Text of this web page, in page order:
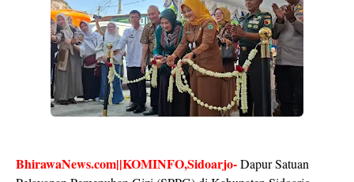
BhirawaNews.com||KOMINFO,Sidoarjo-Dapur Satuan